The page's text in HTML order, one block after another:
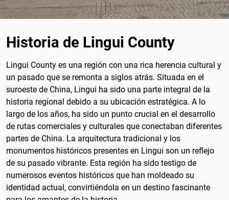
Historia de Lingui County
Lingui County es una región con una rica herencia cultural y
un pasado que se remonta a siglos atrás. Situada en el
suroeste de China, Lingui ha sido una parte integral de la
historia regional debido a su ubicación estratégica. A lo
largo de los años, ha sido un punto crucial en el desarrollo
de rutas comerciales y culturales que conectaban diferentes
partes de China. La arquitectura tradicional y los
monumentos históricos presentes en Lingui son un reflejo
de su pasado vibrante. Esta región ha sido testigo de
numerosos eventos históricos que han moldeado su
identidad actual, convirtiéndola en un destino fascinante